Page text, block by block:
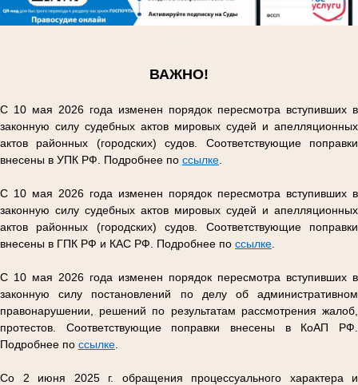
ВАЖНО!
С 10 мая 2026 года изменен порядок пересмотра вступивших в
законную силу судебных актов мировых судей и апелляционных
актов районных (городских) судов. Соответствующие поправки
внесены в УПК РФ. Подробнее по ссылке
С 10 мая 2026 года изменен порядок пересмотра вступивших в
законную силу судебных актов мировых судей и апелляционных
актов районных (городских) судов. Соответствующие поправки
внесены в ГПК РФ и КАС РФ. Подробнее по ссылке
С 10 мая 2026 года изменен порядок пересмотра вступивших в
законную силу постановлений по делу об административном
правонарушении, решений по результатам рассмотрения жалоб,
протестов. Соответствующие поправки внесены в КоАП РФ.
Подробнее по ссылке
Со 2 июня 2025 г. обращения процессуального характера и